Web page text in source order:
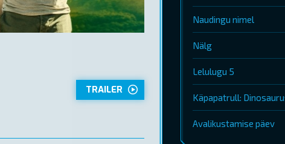
TRAILER
Naudingu nimel
Nälg
Lelulugu 5
Käpapatrull:
Avalikustamise päev